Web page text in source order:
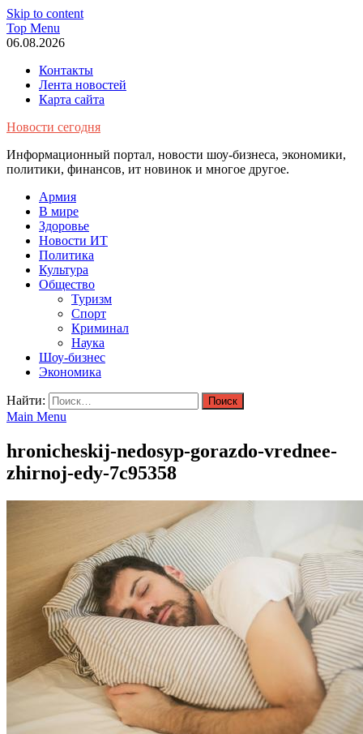
Skip to content
Top Menu
06.08.2026
Контакты
Лента новостей
Карта сайта
Новости сегодня
Информационный портал, новости шоу-бизнеса, экономики,
политики, финансов, ит новинок и многое другое.
Армия
В мире
Здоровье
Новости ИТ
Политика
Культура
Общество
Туризм
Спорт
Криминал
Наука
Шоу-бизнес
Экономика
Найти:
Main Menu
hronicheskij-nedosyp-gorazdo-vrednee-
zhirnoj-edy-7c95358